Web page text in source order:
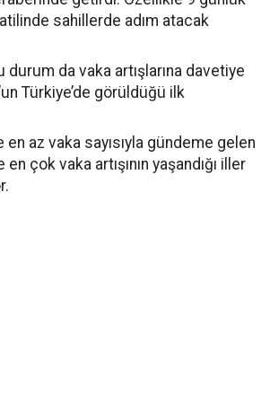
sahillerde adım atacak
durum da vaka artışlarına davetiye
Türkiye’de görüldüğü ilk
az vaka sayısıyla gündeme gelen
çok vaka artışının yaşandığı iller